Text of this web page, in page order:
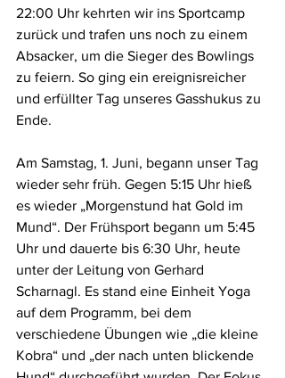
22:00 Uhr kehrten wir ins Sportcamp
zurück und trafen uns noch zu einem
Absacker, um die Sieger des Bowlings
zu feiern. So ging ein ereignisreicher
und erfüllter Tag unseres Gasshukus zu
Ende.
Am Samstag, 1. Juni, begann unser Tag
wieder sehr früh. Gegen 5:15 Uhr hieß
es wieder „Morgenstund hat Gold im
Mund“. Der Frühsport begann um 5:45
Uhr und dauerte bis 6:30 Uhr, heute
unter der Leitung von Gerhard
Scharnagl. Es stand eine Einheit Yoga
auf dem Programm, bei dem
verschiedene Übungen wie „die kleine
Kobra“ und „der nach unten blickende